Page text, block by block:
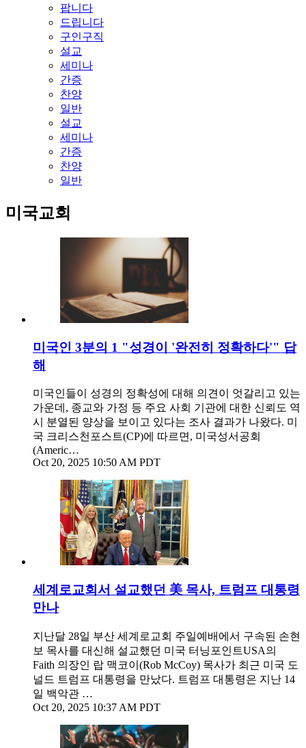
팝니다
드립니다
구인구직
설교
세미나
간증
찬양
일반
설교
세미나
간증
찬양
일반
미국교회
미국인 3분의 1 "성경이 '완전히 정확하다'" 답
해
미국인들이 성경의 정확성에 대해 의견이 엇갈리고 있는
가운데, 종교와 가정 등 주요 사회 기관에 대한 신뢰도 역
시 분열된 양상을 보이고 있다는 조사 결과가 나왔다. 미
국 크리스천포스트(CP)에 따르면, 미국성서공회
(Americ…
Oct 20, 2025 10:50 AM PDT
세계로교회서 설교했던 美 목사, 트럼프 대통령
만나
지난달 28일 부산 세계로교회 주일예배에서 구속된 손현
보 목사를 대신해 설교했던 미국 터닝포인트USA의
Faith 의장인 랍 맥코이(Rob McCoy) 목사가 최근 미국 도
널드 트럼프 대통령을 만났다. 트럼프 대통령은 지난 14
일 백악관 …
Oct 20, 2025 10:37 AM PDT